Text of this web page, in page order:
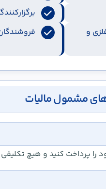
و
مشمول مالیات
را پرداخت کنید و هیچ تکلیفی